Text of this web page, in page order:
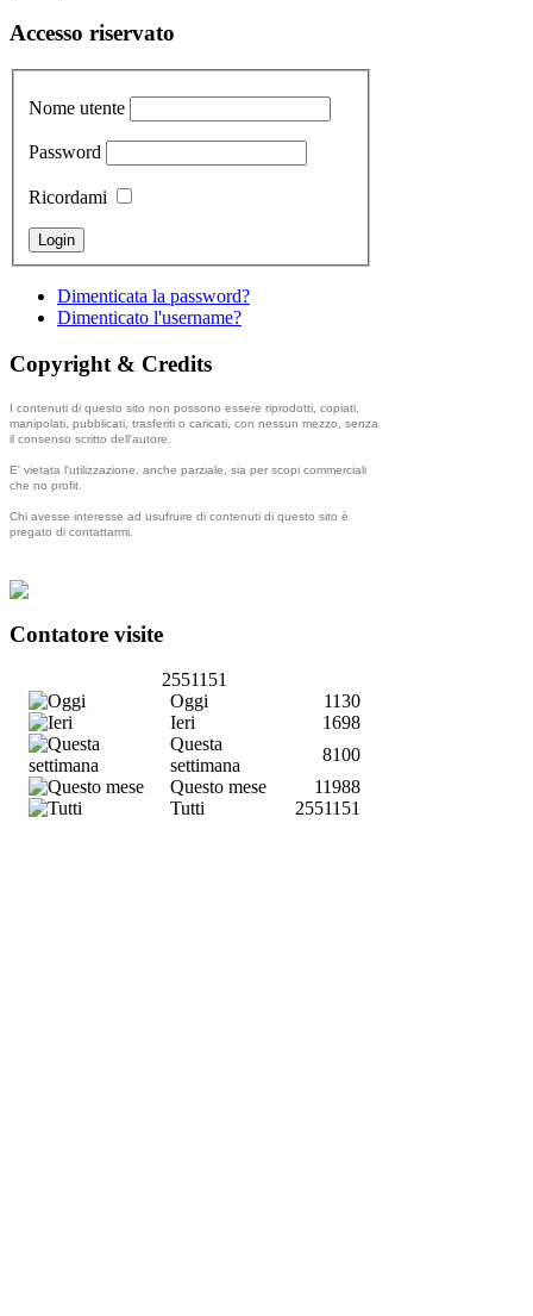
Accesso riservato
Nome utente
Password
Ricordami
Dimenticata la password?
Dimenticato l'username?
Copyright & Credits
I contenuti di questo sito non possono essere riprodotti, copiati,
manipolati, pubblicati, trasferiti o caricati, con nessun mezzo, senza
il consenso scritto dell'autore.
E' vietata l'utilizzazione, anche parziale, sia per scopi commerciali
che no profit.
Chi avesse interesse ad usufruire di contenuti di questo sito è
pregato di contattarmi.
Contatore visite
2551151
Oggi
1130
Ieri
1698
Questa
settimana
8100
Questo mese
11988
Tutti
2551151